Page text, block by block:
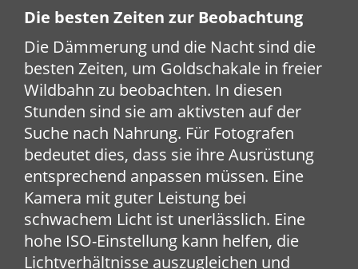
Die besten Zeiten zur Beobachtung
Die Dämmerung und die Nacht sind die
besten Zeiten, um Goldschakale in freier
Wildbahn zu beobachten. In diesen
Stunden sind sie am aktivsten auf der
Suche nach Nahrung. Für Fotografen
bedeutet dies, dass sie ihre Ausrüstung
entsprechend anpassen müssen. Eine
Kamera mit guter Leistung bei
schwachem Licht ist unerlässlich. Eine
hohe ISO-Einstellung kann helfen, die
Lichtverhältnisse auszugleichen und